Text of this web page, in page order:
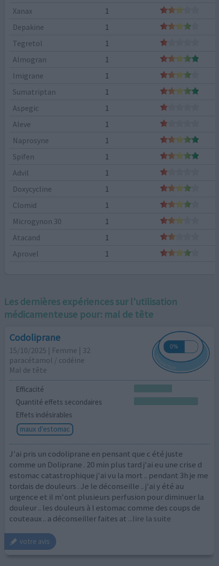
Xanax
1
Depakine
1
Tegretol
1
Almogran
1
Imigrane
1
Sumatriptan
1
Aspegic
1
Aleve
1
Naprosyne
1
Spifen
1
Advil
1
Doxycycline
1
Clomid
1
Microgynon 30
1
Atacand
1
Aprovel
1
Les dernières expériences sur l’utilisation
médicamenteuse pour: mal de tête
Codoliprane
15/10/2025 | Femme | 32
paracétamol / codéine
Mal de tête
Efficacité
Quantité effets secondaires
Effets indésirables
maux d'estomac
J'ai pris un codoliprane en pensant que c été juste
comme un Doliprane . 20 min plus tard j'ai eu une crise d
estomac catastrophique j'ai vu la mort .. pendant 3h je me
tordais de douleurs . Je le déconseille .. j'ai y été au
urgence et il m'ont plusieurs perfusion pour diminuer la
douleur .. les douleurs à l estomac comme des coups de
couteaux .. a déconseiller faites at ...lire la suite
votre avis